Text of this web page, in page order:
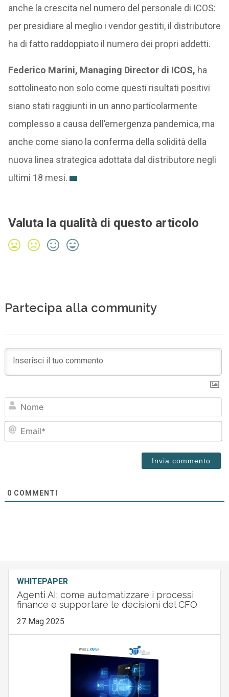
anche la crescita nel numero del personale di ICOS:
per presidiare al meglio i vendor gestiti, il distributore
ha di fatto raddoppiato il numero dei propri addetti.
Federico Marini, Managing Director di ICOS, ha
sottolineato non solo come questi risultati positivi
siano stati raggiunti in un anno particolarmente
complesso a causa dell’emergenza pandemica, ma
anche come siano la conferma della solidità della
nuova linea strategica adottata dal distributore negli
ultimi 18 mesi.
Valuta la qualità di questo articolo
Partecipa alla community
0 COMMENTI
WHITEPAPER
Agenti AI: come automatizzare i processi
finance e supportare le decisioni del CFO
27 Mag 2025